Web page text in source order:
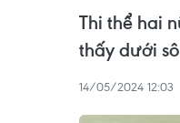
Thi thể hai
thấy dưới
14/05/2024 12:03